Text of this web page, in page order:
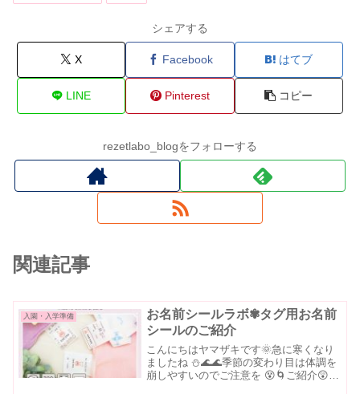
シェアする
X Facebook はてブ
LINE Pinterest コピー
rezetlabo_blogをフォローする
関連記事
入園・入学準備
お名前シールラボ✾タグ用お名前
シールのご紹介
こんにちはヤマザキです🌞急に寒くなり
ましたね ⛄🌊🌊季節の変わり目は体調を
崩しやすいのでご注意を 😵🌀ご紹介😲💝